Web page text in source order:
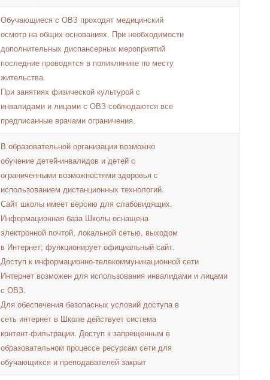
Обучающиеся с ОВЗ проходят медицинский
осмотр на общих основаниях. При необходимости
дополнительных диспансерных мероприятий
последние проводятся в поликлинике по месту
жительства.
При занятиях физической культурой с
инвалидами и лицами с ОВЗ соблюдаются все
предписанные врачами ограничения.
В образовательной организации возможно
обучение детей-инвалидов и детей с
ограниченными возможностями здоровья с
использованием дистанционных технологий.
Сайт школы имеет версию для слабовидящих.
Информационная база Школы оснащена
электронной почтой, локальной сетью, выходом
в Интернет; функционирует официальный сайт.
Доступ к информационно-телекоммуникационной сети
Интернет возможен для использования инвалидами и лицами
с ОВЗ.
Для обеспечения безопасных условий доступа в
сеть интернет в Школе действует система
контент-фильтрации. Доступ к запрещенным в
образовательном процессе ресурсам сети для
обучающихся и преподавателей закрыт